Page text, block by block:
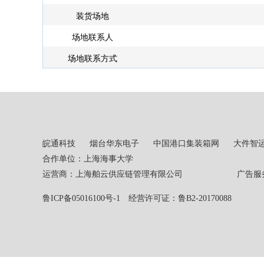
装货场地
场地联系人
场地联系方式
皖通科技 烟台华东电子 中国港口集装箱网
大件智
合作单位：上海海事大学
运营商：上海舶云供应链管理有限公司 广告服务热
鲁ICP备05016100号-1 经营许可证：鲁B2-20170088